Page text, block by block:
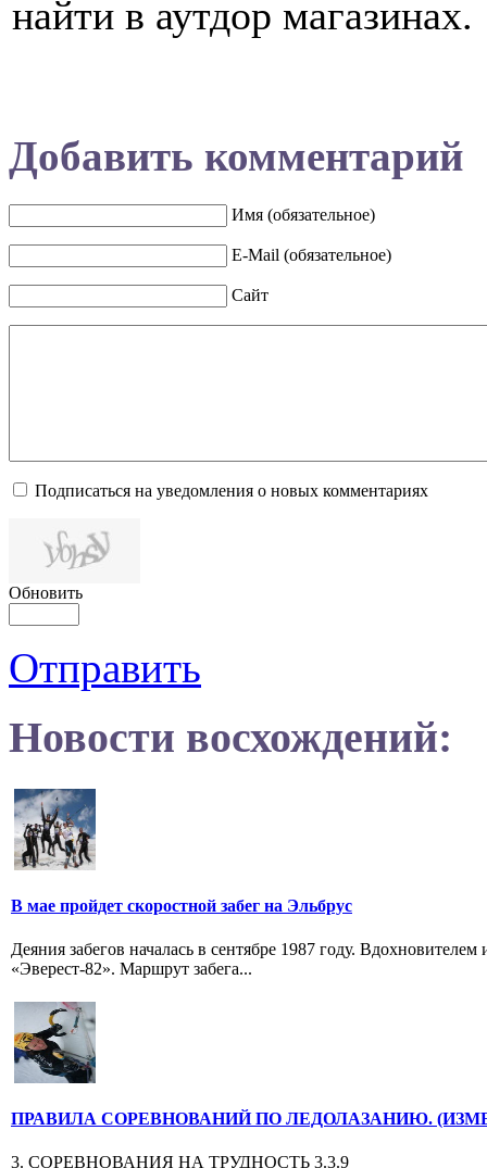
найти в аутдор магазинах.
Добавить комментарий
Имя (обязательное)
E-Mail (обязательное)
Сайт
Подписаться на уведомления о новых комментариях
Обновить
Отправить
Новости восхождений:
В мае пройдет скоростной забег на Эльбрус
Деяния забегов началась в сентябре 1987 году.
«Эверест-82». Маршрут забега...
ПРАВИЛА СОРЕВНОВАНИЙ ПО ЛЕДОЛАЗАНИЮ.
3. СОРЕВНОВАНИЯ НА ТРУДНОСТЬ 3.3.9